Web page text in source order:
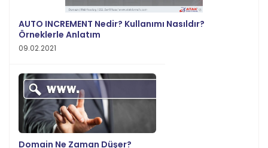
AUTO INCREMENT Nedir? Kullanımı Nasıldır?
Örneklerle Anlatım
09.02.2021
Domain Ne Zaman Düşer?